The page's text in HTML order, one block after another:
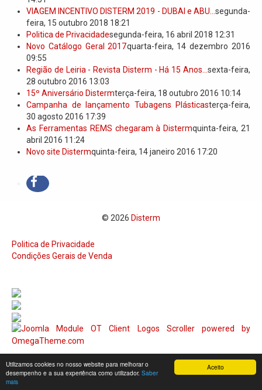
Aceito
Utilizamos cookies no nosso website para melhorar o
desempenho e a sua experiência como utilizador. Saber
mais
VIAGEM INCENTIVO DISTERM 2019 - DUBAI e ABU...segunda-
feira, 15 outubro 2018 18:21
Politica de Privacidadesegunda-feira, 16 abril 2018 12:31
Novo Catálogo Geral 2017quarta-feira, 14 dezembro 2016
09:55
Região de Leiria - Revista Disterm - Há 15 Anos...sexta-feira,
28 outubro 2016 13:03
15º Aniversário Distermterça-feira, 18 outubro 2016 10:14
Campanha de lançamento Tubagens Plásticasterça-feira,
30 agosto 2016 17:39
As Ferramentas REMS chegaram à Distermquinta-feira, 21
abril 2016 11:24
Novo site Distermquinta-feira, 14 janeiro 2016 17:20
© 2026 Disterm
Politica de Privacidade
Condições Gerais de Venda